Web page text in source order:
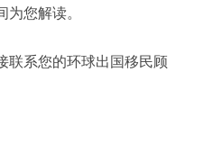
您解读。
联系您的环球出国移民顾